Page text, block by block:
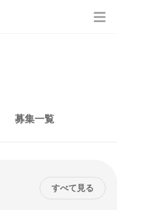
募集一覧
すべて見る